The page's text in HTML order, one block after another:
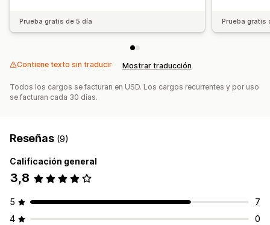
Prueba gratis de 5 día Prueba gratis
Contiene texto sin traducir Mostrar traducción
Todos los cargos se facturan en USD. Los cargos recurrentes y por uso
se facturan cada 30 días.
Reseñas (9)
Calificación general
3,8
5
7
4
0